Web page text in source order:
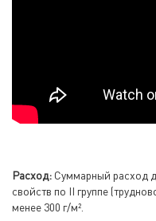
Расход: Суммарный расход
свойств по II группе
менее 300 г/м².